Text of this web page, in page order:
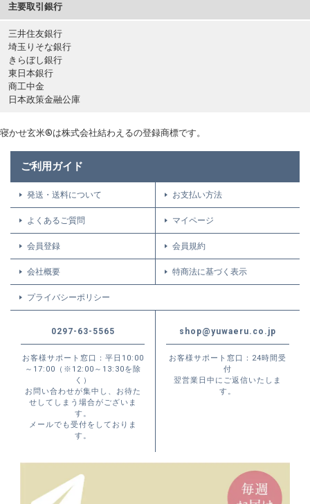
主要取引銀行
三井住友銀行
埼玉りそな銀行
きらぼし銀行
東日本銀行
商工中金
日本政策金融公庫
寝かせ玄米®は株式会社結わえるの登録商標です。
ご利用ガイド
発送・送料について お支払い方法
よくあるご質問 マイページ
会員登録 会員規約
会社概要 特商法に基づく表示
プライバシーポリシー
0297-63-5565
お客様サポート窓口：平日10:00
～17:00（※12:00～13:30を除
く）
お問い合わせが集中し、お待た
せしてしまう場合がございま
す。
メールでも受付をしておりま
す。
shop@yuwaeru.co.jp
お客様サポート窓口：24時間受
付
翌営業日中にご返信いたしま
す。